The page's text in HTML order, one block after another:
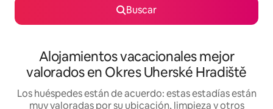
Buscar
Alojamientos vacacionales mejor
valorados en Okres Uherské Hradiště
Los huéspedes están de acuerdo: estas estadías están
muy valoradas por su ubicación, limpieza y otros